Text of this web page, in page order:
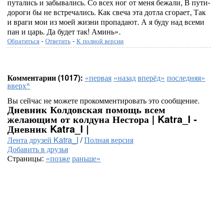
дороги бы не встречались. Как свеча эта дотла сгорает, Так
и враги мои из моей жизни пропадают. А я буду над всеми
пан и царь. Да будет так! Аминь».
Обратиться - Ответить - К полной версии
Комментарии (1017): «первая «назадвперёд» последняя»
вверх^
Вы сейчас не можете прокомментировать это сообщение.
Дневник Колдовская помощь всем
желающим от колдуна Нестора | Katra_I -
Дневник Katra_I |
Лента друзей Katra_I /Полная версия
Добавить в друзья
Страницы: «позжераньше»